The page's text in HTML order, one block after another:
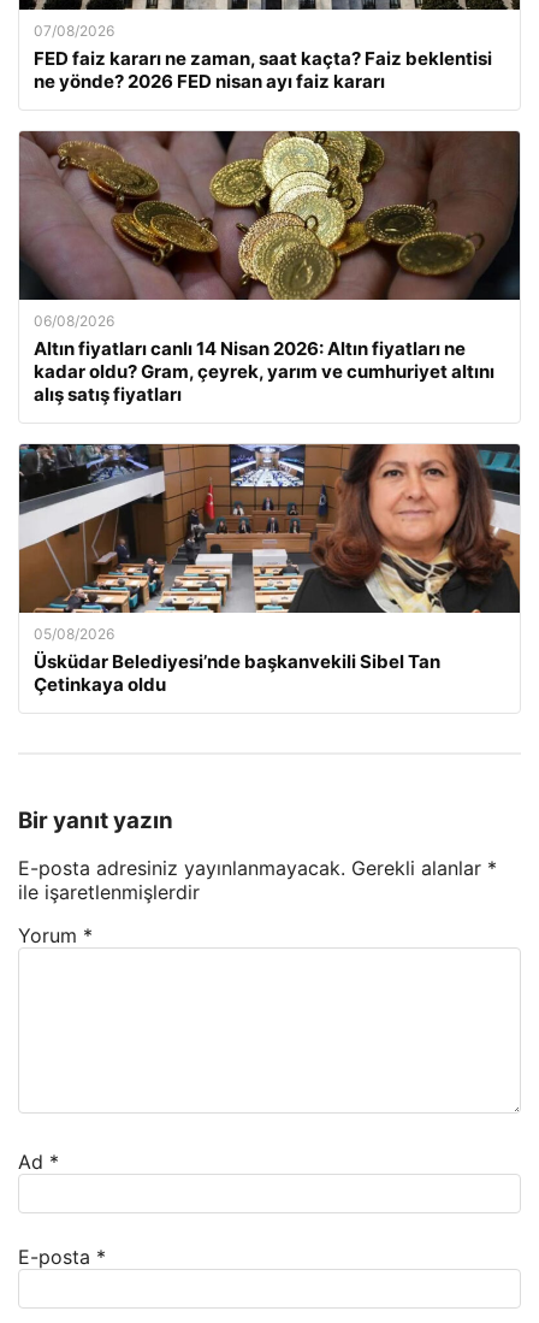
07/08/2026
FED faiz kararı ne zaman, saat kaçta? Faiz beklentisi
ne yönde? 2026 FED nisan ayı faiz kararı
06/08/2026
Altın fiyatları canlı 14 Nisan 2026: Altın fiyatları ne
kadar oldu? Gram, çeyrek, yarım ve cumhuriyet altını
alış satış fiyatları
05/08/2026
Üsküdar Belediyesi’nde başkanvekili Sibel Tan
Çetinkaya oldu
Bir yanıt yazın
E-posta adresiniz yayınlanmayacak. Gerekli alanlar *
ile işaretlenmişlerdir
Yorum *
Ad *
E-posta *